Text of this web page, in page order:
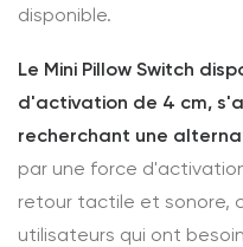
disponible.
Le Mini Pillow Switch
d'activation de 4 cm,
recherchant une
par une force
retour tactile et sonore,
utilisateurs qui ont